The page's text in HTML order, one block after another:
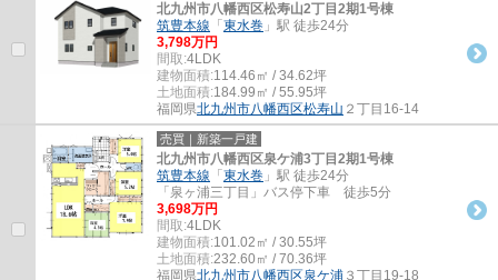
北九州市八幡西区松寿山2丁目2期1号棟
筑豊本線 「 東水巻 」駅 徒歩24分
3,798万円
間取:4LDK
建物面積:114.46㎡ / 34.62坪
土地面積:184.99㎡ / 55.95坪
福岡県北九州市八幡西区松寿山 ２丁目16-14
売買｜新築一戸建
北九州市八幡西区泉ケ浦3丁目2期1号棟
筑豊本線 「 東水巻 」駅 徒歩24分
「泉ヶ浦三丁目」バス停下車 徒歩5分
3,698万円
間取:4LDK
建物面積:101.02㎡ / 30.55坪
土地面積:232.60㎡ / 70.36坪
福岡県北九州市八幡西区泉ケ浦 ３丁目19-18